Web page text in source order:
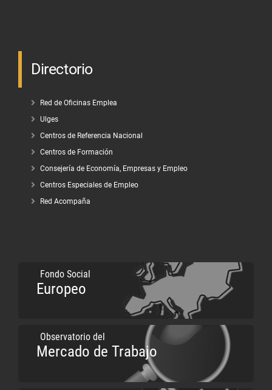
Directorio
Red de Oficinas Emplea
Ulges
Centros de Referencia Nacional
Centros de Formación
Consejería de Economía, Empresas y Empleo
Centros Especiales de Empleo
Red Acompaña
Fondo Social
Europeo
Observatorio del
Mercado de Trabajo